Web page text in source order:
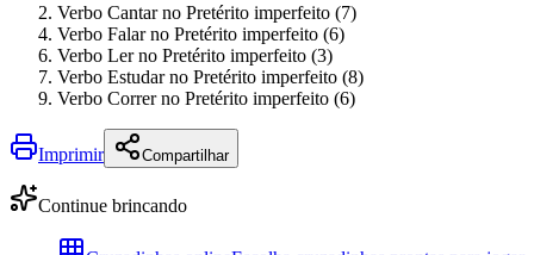
Verbo Cantar no Pretérito imperfeito (7)
Verbo Falar no Pretérito imperfeito (6)
Verbo Ler no Pretérito imperfeito (3)
Verbo Estudar no Pretérito imperfeito (8)
Verbo Correr no Pretérito imperfeito (6)
Imprimir Compartilhar
Continue brincando